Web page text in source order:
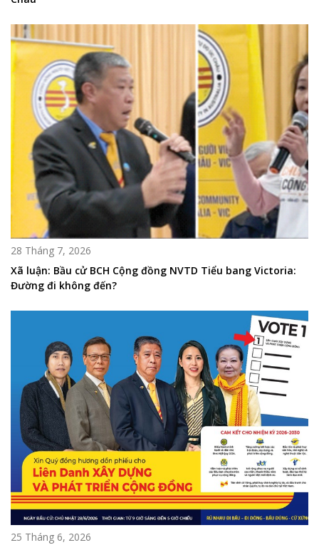
28 Tháng 7, 2026
Xã luận: Bầu cử BCH Cộng đồng NVTD Tiểu bang Victoria:
Đường đi không đến?
25 Tháng 6, 2026